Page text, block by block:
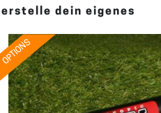
erstelle dein eigenes
OPTIONS